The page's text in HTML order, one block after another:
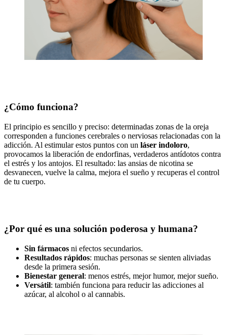
¿Cómo funciona?
El principio es sencillo y preciso: determinadas zonas de la oreja
corresponden a funciones cerebrales o nerviosas relacionadas con la
adicción. Al estimular estos puntos con un láser indoloro,
provocamos la liberación de endorfinas, verdaderos antídotos contra
el estrés y los antojos. El resultado: las ansias de nicotina se
desvanecen, vuelve la calma, mejora el sueño y recuperas el control
de tu cuerpo.
¿Por qué es una solución poderosa y humana?
Sin fármacos ni efectos secundarios.
Resultados rápidos: muchas personas se sienten aliviadas
desde la primera sesión.
Bienestar general: menos estrés, mejor humor, mejor sueño.
Versátil: también funciona para reducir las adicciones al
azúcar, al alcohol o al cannabis.